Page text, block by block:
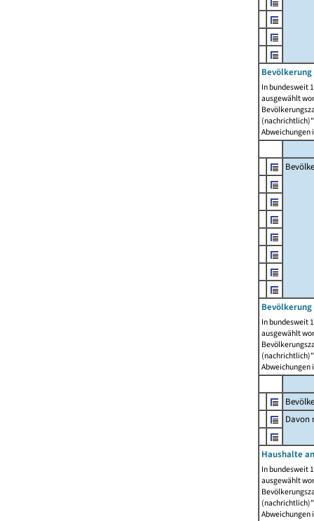
In bundesweit
ausgewählt
Abweichungen
In bundesweit
ausgewählt
Abweichungen
Davon
Haushalte
In bundesweit
ausgewählt
Abweichungen